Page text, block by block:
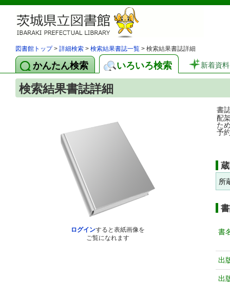
図書館トップ> 詳細検索 > 検索結果書誌一覧 > 検索結果書誌詳細
かんたん検索 いろいろ検索 新着資料
検索結果書誌詳細
ログインすると表紙画像を
ご覧になれます
書
配
た
予
所
書
出
出